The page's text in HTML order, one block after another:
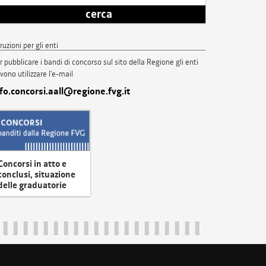
cerca
per gli enti
pubblicare i bandi di concorso sul sito della Regione gli enti
utilizzare l'e-mail
in atto e
situazione
graduatorie